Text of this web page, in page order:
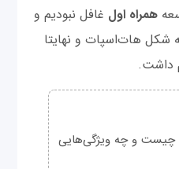
همراه اول غافل نبودیم و
شکل هات‌اسپات و نهایتا
داشت.
هوش مصنوعی Grok چیست و چه ویژگی‌هایی